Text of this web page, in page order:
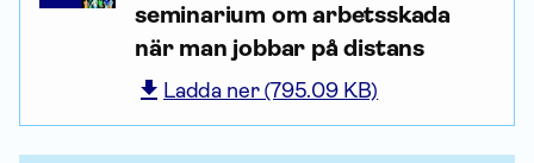
seminarium om arbetsskada
när man jobbar på distans
Ladda ner (795.09 KB)